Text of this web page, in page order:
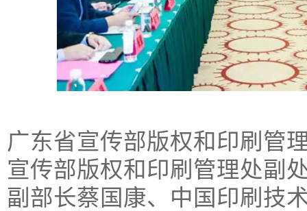
广东省宣传部版权和印刷管
宣传部版权和印刷管理处副
副部长蔡国康、中国印刷技